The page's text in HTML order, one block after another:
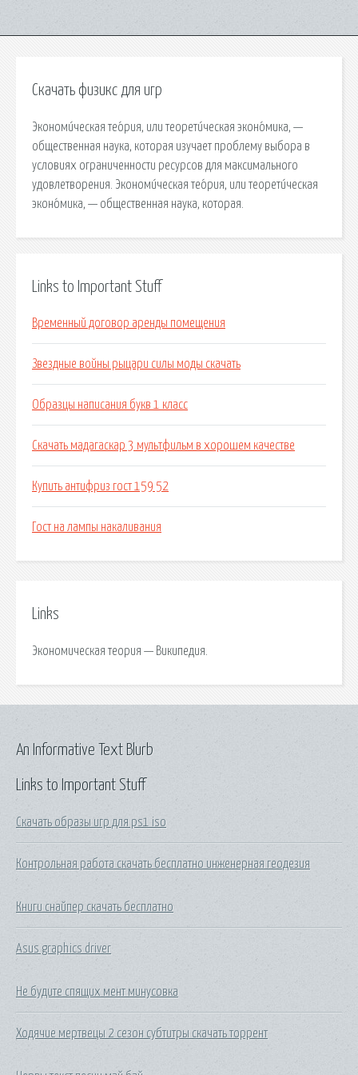
Скачать физикс для игр
Экономи́ческая тео́рия, или теорети́ческая эконо́мика, —
общественная наука, которая изучает проблему выбора в
условиях ограниченности ресурсов для максимального
удовлетворения. Экономи́ческая тео́рия, или теорети́ческая
эконо́мика, — общественная наука, которая.
Links to Important Stuff
Временный договор аренды помещения
Звездные войны рыцари силы моды скачать
Образцы написания букв 1 класс
Скачать мадагаскар 3 мультфильм в хорошем качестве
Купить антифриз гост 159 52
Гост на лампы накаливания
Links
Экономическая теория — Википедия.
Links to Important Stuff
Скачать образы игр для ps1 iso
Контрольная работа скачать бесплатно инженерная геодезия
Книги снайпер скачать бесплатно
Asus graphics driver
Не будите спящих мент минусовка
Ходячие мертвецы 2 сезон субтитры скачать торрент
An Informative Text Blurb